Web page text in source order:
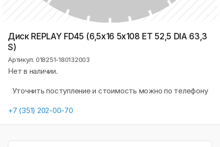
Диск REPLAY FD45 (6,5х16 5x108 ET 52,5 DIA 63,3
S)
Артикул: 018251-180132003
Нет в наличии.
Уточнить поступление и стоимость можно по телефону
+7 (351) 202-00-70